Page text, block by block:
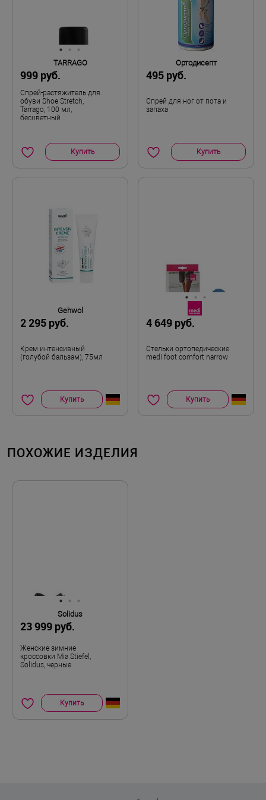
Микрофибра
Натуральная пробка
Покрытие стельки Fashmo
Полнота
Сезон
Комплектность
Размер 38
TARRAGO
999 руб.
Спрей-растяжитель для
обуви Shoe Stretch,
Tarrago, 100 мл,
бесцветный
Купить
Ортодисепт
495 руб.
Спрей для ног от пота и
запаха
Купить
Gehwol
2 295 руб.
Крем интенсивный
(голубой бальзам), 75мл
Купить
4 649 руб.
Стельки ортопедические
medi foot comfort narrow
Купить
ПОХОЖИЕ ИЗДЕЛИЯ
Solidus
23 999 руб.
Женские зимние
кроссовки Mia Stiefel,
Solidus, черные
Купить